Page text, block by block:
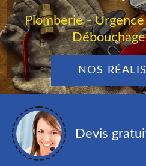
Plomberie -
NOS
Devis